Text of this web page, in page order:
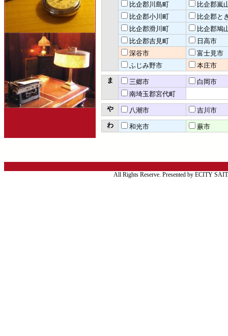
比企郡川島町
比企郡嵐
比企郡小川町
比企郡と
比企郡滑川町
比企郡鳩
比企郡吉見町
日高市
深谷市
富士見市
ふじみ野市
本庄市
ま
三郷市
白岡市
南埼玉郡宮代町
や
八潮市
吉川市
わ
和光市 蕨市
All Rights Reserve. Presented by ECITY